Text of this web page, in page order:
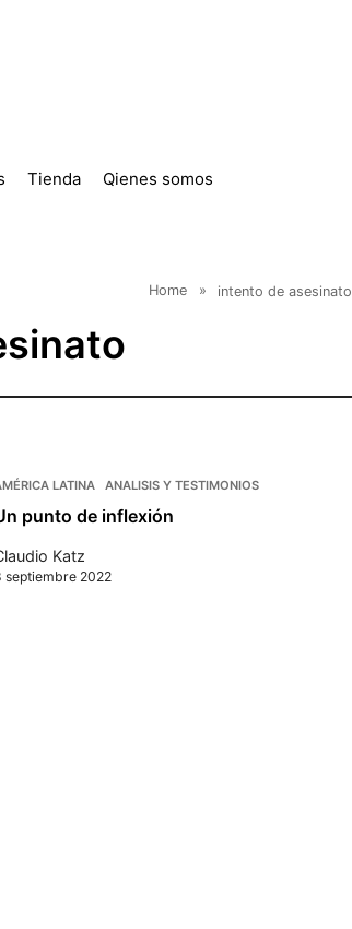
Tienda Qienes somos
Home » intento de asesinato
LATINA ANALISIS Y TESTIMONIOS
punto de inflexión
Katz
septiembre 2022